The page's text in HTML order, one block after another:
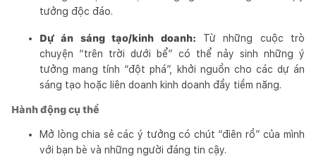
tưởng độc đáo.
Dự án sáng tạo/kinh doanh: Từ những cuộc trò
chuyện “trên trời dưới bể” có thể nảy sinh những ý
tưởng mang tính “đột phá”, khởi nguồn cho các dự án
sáng tạo hoặc liên doanh kinh doanh đầy tiềm năng.
Hành động cụ thể
Mở lòng chia sẻ các ý tưởng có chút “điên rồ” của mình
với bạn bè và những người đáng tin cậy.